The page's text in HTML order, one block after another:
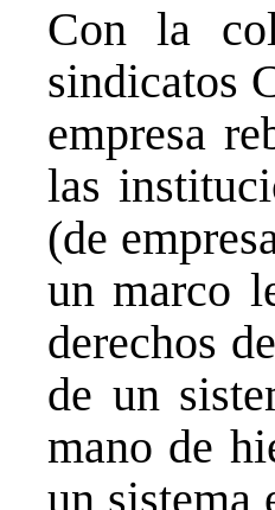
Con la
sindicatos
empresa
las
(de
un marco
derechos
de un
mano de
un sistema